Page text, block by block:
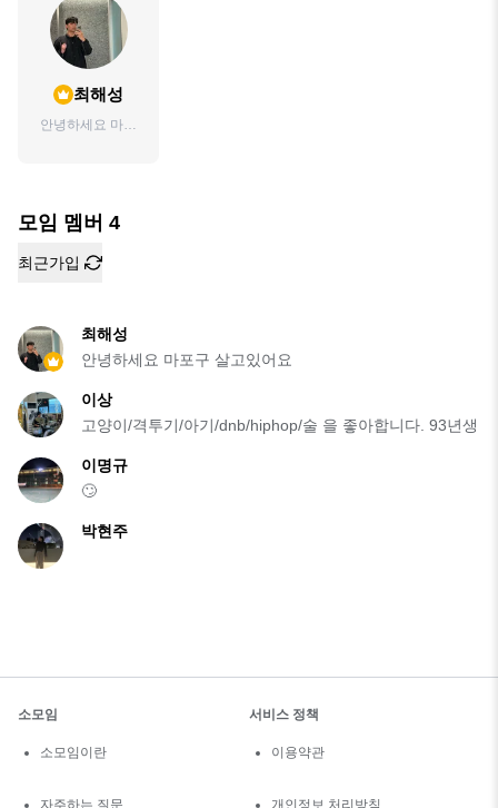
최해성
안녕하세요 마포
모임 멤버 4
최근가입
최해성
안녕하세요 마포구 살고있어요
이상
고양이/격투기/아기/dnb/hiphop/술 을 좋아합니다. 93년생
이명규
🙄
박현주
소모임
소모임이란
자주하는 질문
서비스 정책
이용약관
개인정보 처리방침